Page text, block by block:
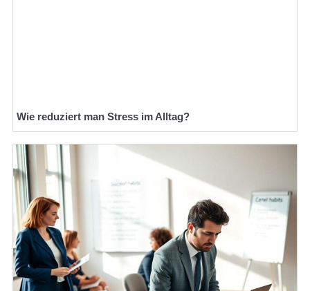
Wie reduziert man Stress im Alltag?